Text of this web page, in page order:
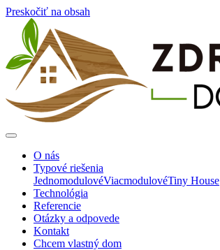
Preskočiť na obsah
O nás
Typové riešenia
JednomodulovéViacmodulovéTiny House
Technológia
Referencie
Otázky a odpovede
Kontakt
Chcem vlastný dom